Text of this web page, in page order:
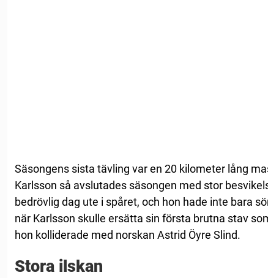
Säsongens sista tävling var en 20 kilometer lång
Karlsson så avslutades säsongen med stor
bedrövlig dag ute i spåret, och hon hade inte bara
när Karlsson skulle ersätta sin första brutna stav
hon kolliderade med norskan Astrid Öyre Slind.
Stora ilskan